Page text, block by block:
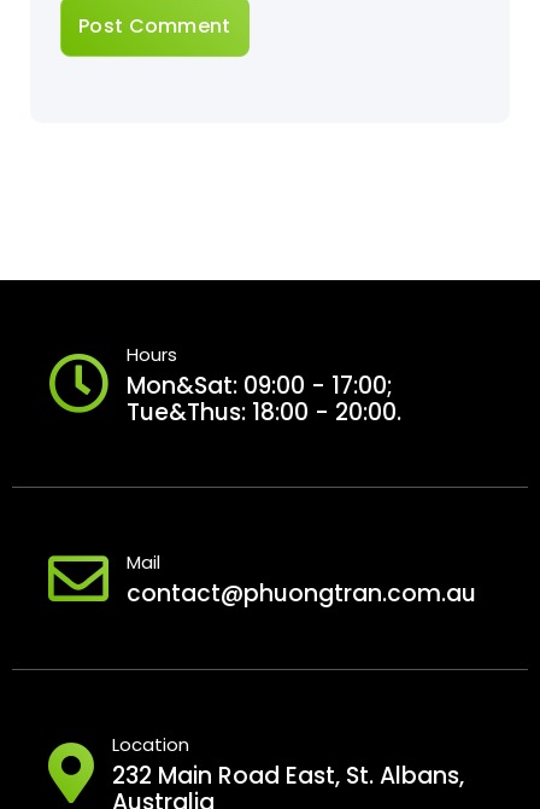
Hours
Mon&Sat: 09:00 - 17:00;
Tue&Thus: 18:00 - 20:00.
Mail
contact@phuongtran.com.au
Location
232 Main Road East, St. Albans,
Australia